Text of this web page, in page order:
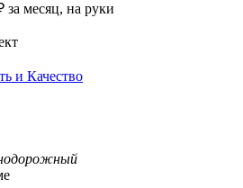
за месяц, на руки
и Качество